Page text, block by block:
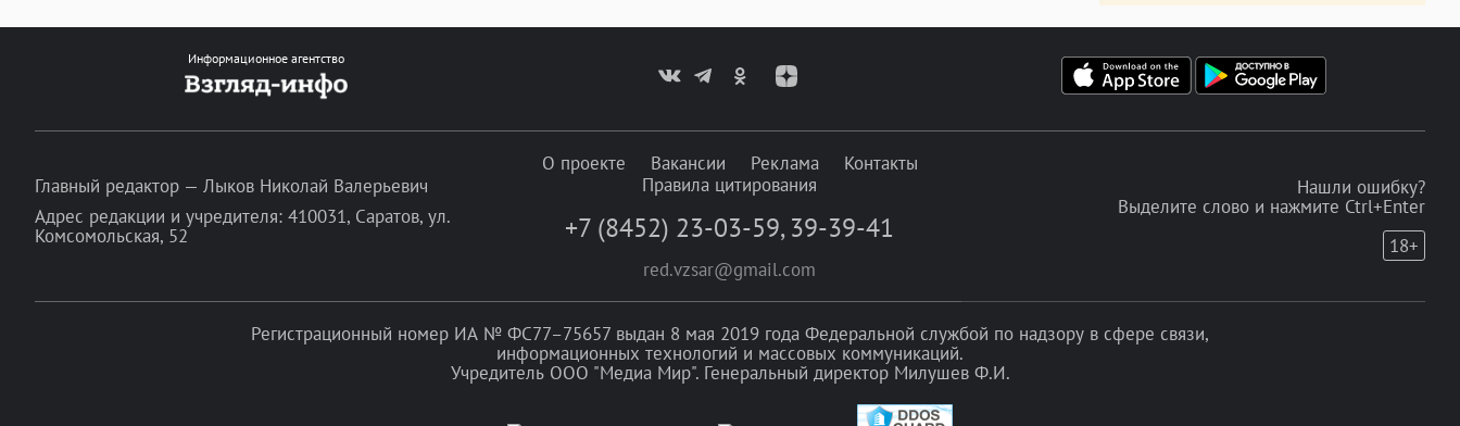
Информационное агентство
Главный редактор — Лыков Николай Валерьевич
Адрес редакции и учредителя: 410031, Саратов, ул.
Комсомольская, 52
О проекте Вакансии Реклама
Контакты
Правила цитирования
+7 (8452) 23-03-59, 39-39-41
red.vzsar@gmail.com
Нашли ошибку?
Выделите слово и нажмите Ctrl+Enter
18+
Регистрационный номер ИА № ФС77–75657 выдан 8 мая 2019 года Федеральной службой по надзору в сфере связи,
информационных технологий и массовых коммуникаций.
Учредитель ООО "Медиа Мир". Генеральный директор Милушев Ф.И.